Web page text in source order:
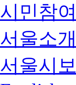
시민참여
서울소개
서울시보